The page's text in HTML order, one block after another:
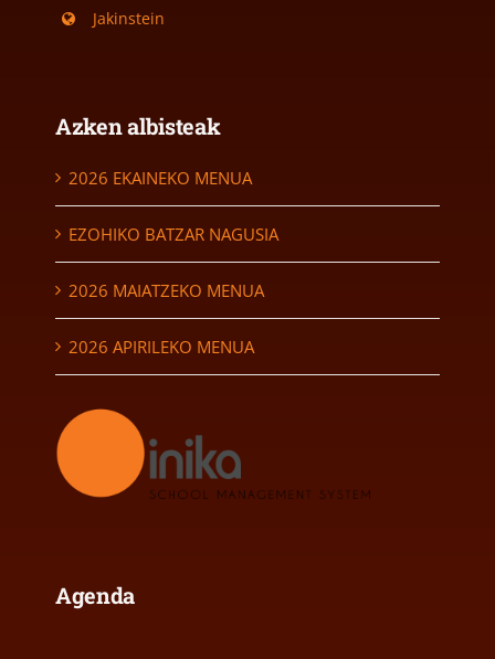
Jakinstein
Azken albisteak
2026 EKAINEKO MENUA
EZOHIKO BATZAR NAGUSIA
2026 MAIATZEKO MENUA
2026 APIRILEKO MENUA
Agenda